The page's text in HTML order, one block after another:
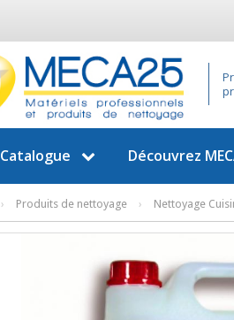
Catalogue Découvrez
› Produits de nettoyage › Nettoyage